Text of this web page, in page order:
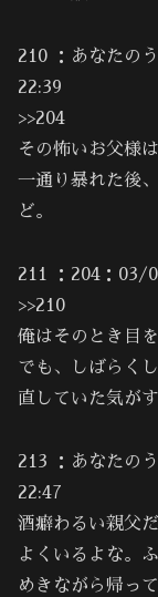
210 ：あなたの
22:39
>>204
その怖いお父様
一通り暴れた後
ど。
211 ：204：03/
>>210
俺はそのとき目
でも、しばらく
直していた気がす
213 ：あなたの
22:47
酒癖わるい親父
よくいるよな。
めきながら帰っ